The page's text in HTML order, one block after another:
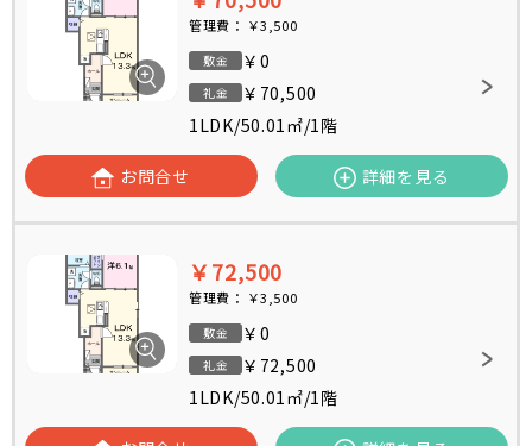
管理費： ￥3,500
敷金 ￥0
礼金
￥70,500
1LDK/50.01㎡/1階
お問合せ 詳細を見る
￥72,500
管理費： ￥3,500
敷金 ￥0
礼金
￥72,500
1LDK/50.01㎡/1階